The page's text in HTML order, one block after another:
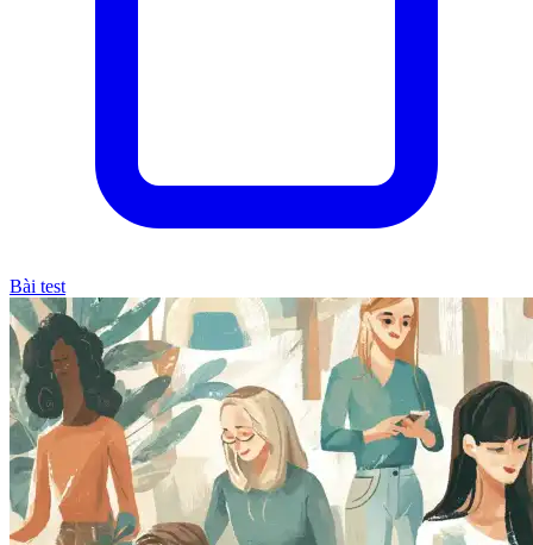
Bài test